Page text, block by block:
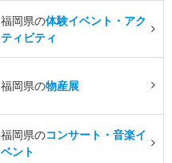
福岡県の体験イベント・アク
ティビティ
福岡県の物産展
福岡県のコンサート・音楽イ
ベント